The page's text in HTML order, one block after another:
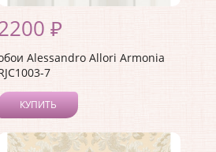
₽
Alessandro Allori Armonia
7
КУПИТЬ